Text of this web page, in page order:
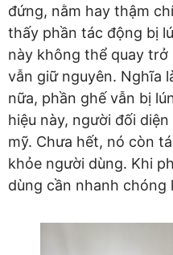
đứng, nằm hay thậm
thấy phần tác động bị
này không thể quay trở
vẫn giữ nguyên. Nghĩa
nữa, phần ghế vẫn bị
hiệu này, người đối
mỹ. Chưa hết, nó còn
khỏe người dùng. Khi
dùng cần nhanh chóng